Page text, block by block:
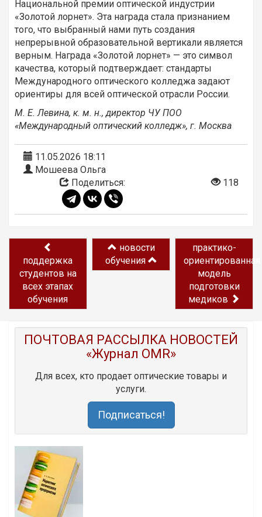
Национальной премии оптической индустрии
«Золотой лорнет». Эта награда стала признанием
того, что выбранный нами путь создания
непрерывной образовательной вертикали является
верным. Награда «Золотой лорнет» — это символ
качества, который подтверждает: стандарты
Международного оптического колледжа задают
ориентиры для всей оптической отрасли России.
М. Е. Левина, к. м. н., директор ЧУ ПОО
«Международный оптический колледж», г. Москва
11.05.2026 18:11
Мошеева Ольга
Поделиться:
118
поддержка
студентов на
всех этапах
обучения
новости
обучения
практико-
ориентированная
модель
подготовки
медиков
ПОЧТОВАЯ РАССЫЛКА НОВОСТЕЙ
«Журнал OMR»
Для всех, кто продает оптические товары и
услуги.
Подписаться!